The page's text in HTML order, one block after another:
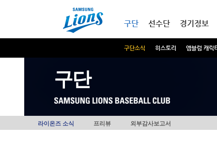
구단
구단소식 히스토리 엠블럼 캐릭
선수단 경기정보
구단
라이온즈 소식 프리뷰 외부감사보고서